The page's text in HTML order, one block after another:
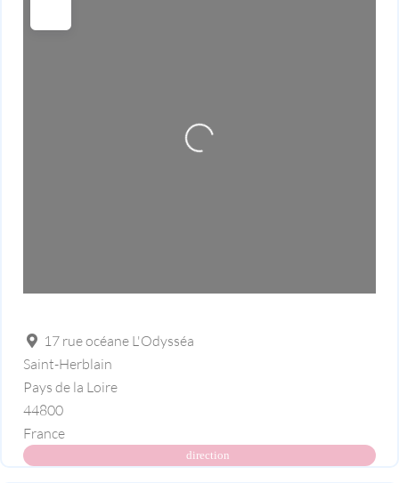
Loading...
17 rue océane L'Odysséa
Saint-Herblain
Pays de la Loire
44800
France
direction